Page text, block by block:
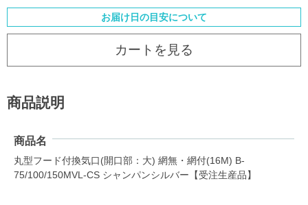
お届け日の目安について
カートを見る
商品説明
商品名
丸型フード付換気口(開口部：大) 網無・網付(16M) B-
75/100/150MVL-CS シャンパンシルバー【受注生産品】